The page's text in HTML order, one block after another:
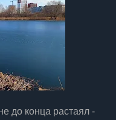
до конца растаял -